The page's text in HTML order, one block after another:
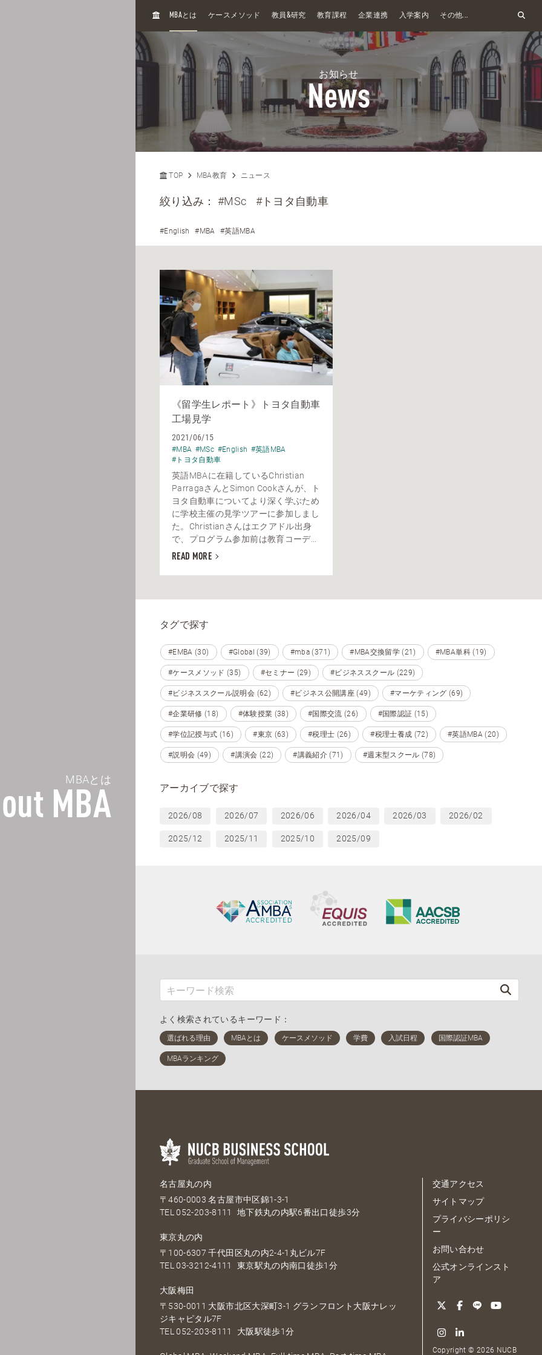
MBAとは
MBA
H
MBAとは ケースメソッド 教員&研究 教育課程 企業連携 入学案内 その他...
お知らせ
News
TOP MBA教育 ニュース
絞り込み：#MSc #トヨタ自動車
#English #MBA #英語MBA
《留学生レポート》トヨタ自動車
工場見学
2021/06/15
#MBA #MSc #English #英語MBA
#トヨタ自動車
英語MBAに在籍しているChristian
ParragaさんとSimon Cookさんが、ト
ヨタ自動車についてより深く学ぶため
に学校主催の見学ツアーに参加しまし
た。Christianさんはエクアドル出身
で、プログラム参加前は教育コーデ...
READ MORE
タグで探す
#EMBA (30) #Global (39) #mba (371) #MBA交換留学 (21) #MBA単科 (19)
#ケースメソッド (35) #セミナー (29) #ビジネススクール (229)
#ビジネススクール説明会 (62) #ビジネス公開講座 (49) #マーケティング (69)
#企業研修 (18) #体験授業 (38) #国際交流 (26) #国際認証 (15)
#学位記授与式 (16) #東京 (63) #税理士 (26) #税理士養成 (72) #英語MBA (20)
#説明会 (49) #講演会 (22) #講義紹介 (71) #週末型スクール (78)
アーカイブで探す
2026/08 2026/07 2026/06 2026/04 2026/03 2026/02
2025/12 2025/11 2025/10 2025/09
よく検索されているキーワード：
名古屋丸の内
〒460-0003 名古屋市中区錦1-3-1
TEL052-203-8111 地下鉄丸の内駅6番出口徒歩3分
東京丸の内
〒100-6307 千代田区丸の内2-4-1丸ビル7F
TEL03-3212-4111 東京駅丸の内南口徒歩1分
大阪梅田
〒530-0011 大阪市北区大深町3-1 グランフロント大阪ナレッ
ジキャピタル7F
TEL052-203-8111 大阪駅徒歩1分
交通アクセス
サイトマップ
プライバシーポリシ
ー
お問い合わせ
公式オンラインスト
ア
Copyright © 2026 NUCB